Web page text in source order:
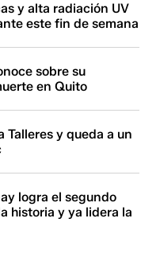
y alta radiación UV
este fin de semana
sobre su
en Quito
Talleres y queda a un
logra el segundo
historia y ya lidera la